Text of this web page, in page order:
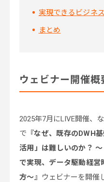
実現できるビジネ
まとめ
ウェビナー開催概
2025年7月にLIVE開催、
で 『なぜ、既存のDWH
活用」は難しいのか？
で実現、データ駆動経営
方～』
ウェビナーを開催